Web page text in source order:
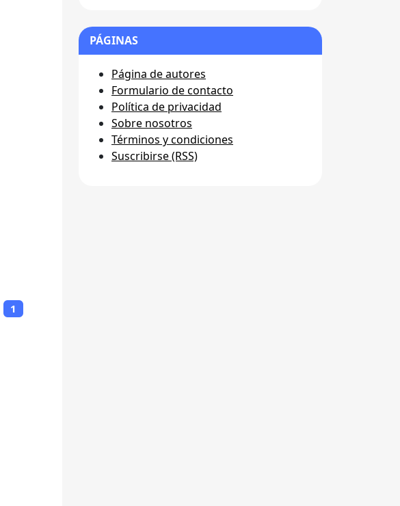
1
PÁGINAS
Página de autores
Formulario de contacto
Política de privacidad
Sobre nosotros
Términos y condiciones
Suscribirse (RSS)